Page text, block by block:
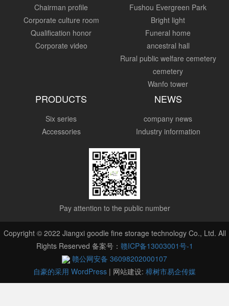
Chairman profile
Corporate culture room
Qualification honor
Corporate video
Fushou Evergreen Park
Bright light
Funeral home
ancestral hall
Rural public welfare cemetery
cemetery
Wanfo tower
PRODUCTS
Six series
Accessories
NEWS
company news
Industry information
Pay attention to the public number
Copyright © 2022 Jiangxi goodle fine storage technology Co., Ltd. All
Rights Reserved 备案号： 赣ICP备13003001号-1
赣公网安备 36098202000107
自豪的采用 WordPress | 网站建设: 樟树市易企传媒